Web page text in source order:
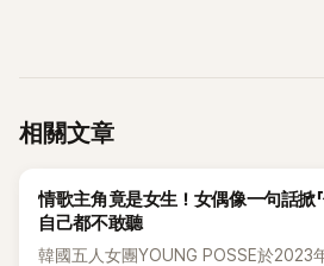
相關文章
K-POP
情歌主角竟是女生！女偶像一句話掀「
自己都不敢聽
韓國五人女團YOUNG POSSE於2023